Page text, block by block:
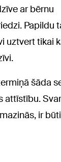
ar bērnu
Papildu
uztvert tikai
šāda
attīstību.
ir